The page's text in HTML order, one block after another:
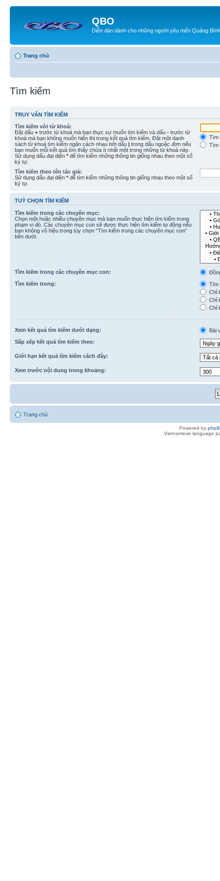
QBO
Diễn đàn dành cho những người yêu mến Quảng Bình
Trang chủ
Tìm kiếm
TRUY VẤN TÌM KIẾM
Tìm kiếm với từ khoá:
Đặt dấu + trước từ khoá mà bạn thực sự muốn tìm kiếm và dấu - trước từ
khoá mà bạn không muốn hiển thị trong kết quả tìm kiếm. Đặt một danh
sách từ khoá tìm kiếm ngăn cách nhau bởi dấu | trong dấu ngoặc đơn nếu
bạn muốn mỗi kết quả tìm thấy chứa ít nhất một trong những từ khoá này.
Sử dụng dấu đại diện * để tìm kiếm những thông tin giống nhau theo một số
ký tự.
Tìm
Tìm
Tìm kiếm theo tên tác giả:
Sử dụng dấu đại diện * để tìm kiếm những thông tin giống nhau theo một số
ký tự.
TUỲ CHỌN TÌM KIẾM
Tìm kiếm trong các chuyên mục:
Chọn một hoặc nhiều chuyên mục mà bạn muốn thực hiện tìm kiếm trong
phạm vi đó. Các chuyên mục con sẽ được thực hiện tìm kiếm tự động nếu
bạn không vô hiệu trong tùy chọn “Tìm kiếm trong các chuyên mục con”
bên dưới.
Tìm kiếm trong các chuyên mục con:
Tìm kiếm trong:
Tìm
Chỉ
Chỉ
Chỉ
Xem kết quả tìm kiếm dưới dạng:
Bài
Sắp xếp kết quả tìm kiếm theo:
Giới hạn kết quả tìm kiếm cách đây:
Xem trước nội dung trong khoảng:
Trang chủ
Powered by
Vietnamese language